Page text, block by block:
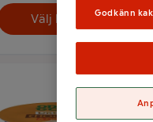
Välj butik Godkänn